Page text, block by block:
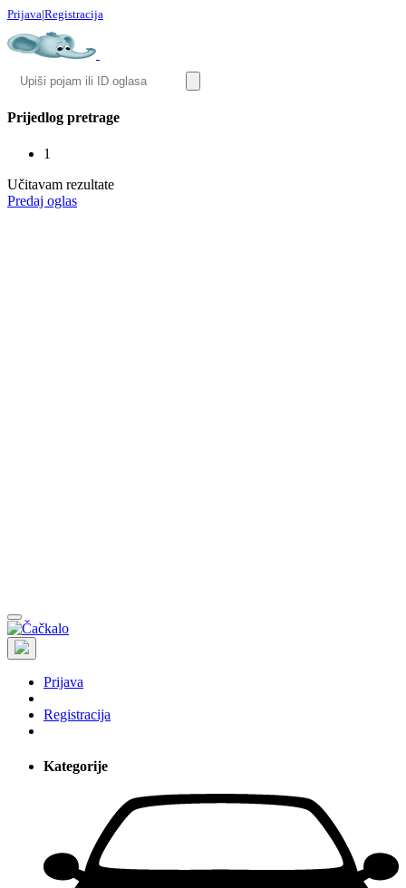
Prijava|Registracija
Prijedlog pretrage
1
Učitavam rezultate
Predaj oglas
Prijava
Registracija
Kategorije